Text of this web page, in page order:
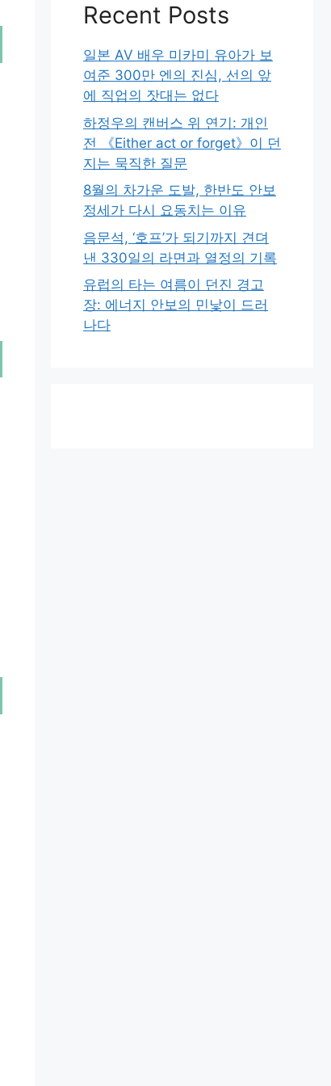
Recent Posts
일본 AV 배우 미카미 유아가 보
여준 300만 엔의 진심, 선의 앞
에 직업의 잣대는 없다
하정우의 캔버스 위 연기: 개인
전 《Either act or forget》이 던
지는 묵직한 질문
8월의 차가운 도발, 한반도 안보
정세가 다시 요동치는 이유
음문석, ‘호프’가 되기까지 견뎌
낸 330일의 라면과 열정의 기록
유럽의 타는 여름이 던진 경고
장: 에너지 안보의 민낯이 드러
나다